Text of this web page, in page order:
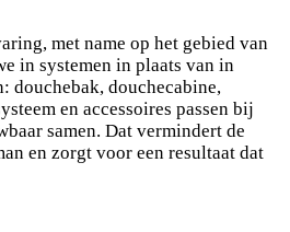
met name op het gebied van
in systemen in plaats van in
douchebak, douchecabine,
en accessoires passen bij
samen. Dat vermindert de
en zorgt voor een resultaat dat